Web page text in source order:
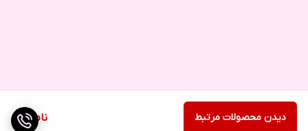
ناموجود دیدن محصولات مرتبط